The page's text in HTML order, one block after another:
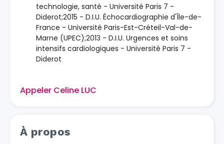
technologie, santé - Université Paris 7 -
Diderot;2015 - D.I.U. Échocardiographie d'Île-de-
France - Université Paris-Est-Créteil-Val-de-
Marne (UPEC);2013 - D.I.U. Urgences et soins
intensifs cardiologiques - Université Paris 7 -
Diderot
Appeler Celine LUC
À propos